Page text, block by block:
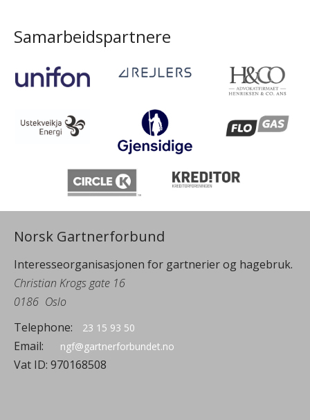
Samarbeidspartnere
Norsk Gartnerforbund
Interesseorganisasjonen for gartnerier og hagebruk.
Christian Krogs gate 16
0186 Oslo
Telephone:
23 15 93 50
Email: ngf@gartnerforbundet.no
Vat ID: 970168508